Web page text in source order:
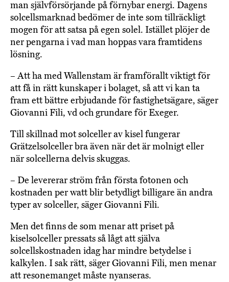
man självförsörjande på förnybar energi. Dagens
solcellsmarknad bedömer de inte som tillräckligt
mogen för att satsa på egen solel. Istället plöjer de
ner pengarna i vad man hoppas vara framtidens
lösning.
– Att ha med Wallenstam är framförallt viktigt för
att få in rätt kunskaper i bolaget, så att vi kan ta
fram ett bättre erbjudande för fastighetsägare, säger
Giovanni Fili, vd och grundare för Exeger.
Till skillnad mot solceller av kisel fungerar
Grätzelsolceller bra även när det är molnigt eller
när solcellerna delvis skuggas.
– De levererar ström från första fotonen och
kostnaden per watt blir betydligt billigare än andra
typer av solceller, säger Giovanni Fili.
Men det finns de som menar att priset på
kiselsolceller pressats så lågt att själva
solcellskostnaden idag har mindre betydelse i
kalkylen. I sak rätt, säger Giovanni Fili, men menar
att resonemanget måste nyanseras.